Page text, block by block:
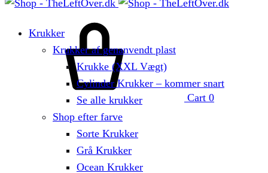
Cart 0
Krukker
Krukker af genanvendt plast
Krukke (XXL Vægt)
Cylinder Krukker – kommer snart
Se alle krukker
Shop efter farve
Sorte Krukker
Grå Krukker
Ocean Krukker